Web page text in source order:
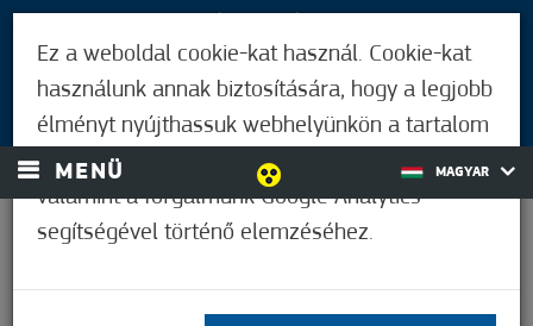
BEJELENTKEZÉS
MENÜ MAGYAR
Ez a weboldal cookie-kat használ. Cookie-kat
használunk annak biztosítására, hogy a legjobb
élményt nyújthassuk webhelyünkön a tartalom
és a hirdetések személyre szabásához,
valamint a forgalmunk Google Analytics
segítségével történő elemzéséhez.